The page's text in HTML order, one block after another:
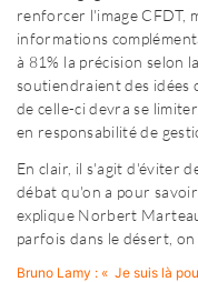
renforcer l'image CFDT,
informations
à 81% la précision selon
soutiendraient des idées
de celle-ci devra se
en responsabilité de
En clair, il s'agit d'éviter
débat qu'on a pour
explique Norbert
parfois dans le désert,
Bruno Lamy : « Je suis là